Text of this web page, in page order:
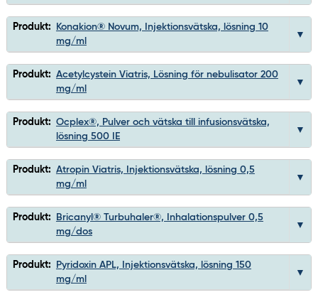
Produkt:
Konakion® Novum, Injektionsvätska, lösning 10
mg/ml
Produkt: Acetylcystein Viatris, Lösning för nebulisator 200
mg/ml
Produkt: Ocplex®, Pulver och vätska till infusionsvätska,
lösning 500 IE
Produkt: Atropin Viatris, Injektionsvätska, lösning 0,5
mg/ml
Produkt:
Bricanyl® Turbuhaler®, Inhalationspulver 0,5
mg/dos
Produkt:
Pyridoxin APL, Injektionsvätska, lösning 150
mg/ml